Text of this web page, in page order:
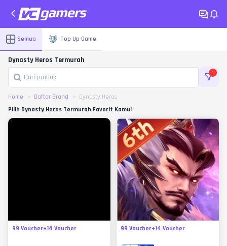
Semua Top Up Game
Dynasty Heros Termurah
1
Home Daftar Brand
Dynasty Heros
Pilih Dynasty Heros Termurah Favorit Kamu!
99 Voucher+14 Voucher 99 Voucher+14 Voucher